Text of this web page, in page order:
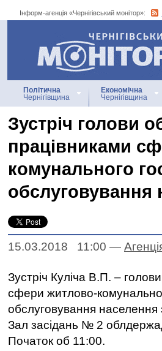
Інформ-агенція «Чернігівський монітор»:
Інформ-агенція
«Чернігівський
Політична
Чернігівщина
Економічна
Чернігівщина
Зустріч голови
працівниками
комунального
обслуговування
15.03.2018 11:00 —
Зустріч Куліча В.П. –
сфери житлово-
обслуговування населення
Зал засідань № 2
Початок об 11:00.